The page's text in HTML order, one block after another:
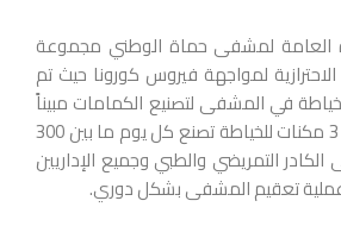
العامة لمشفى حماة الوطني مجموعة
الاحترازية لمواجهة فيروس كورونا حيث تم
في المشفى لتصنيع الكمامات مبيناً
أنه يوجد في المشفى 3 مكنات للخياطة تصنع كل يوم ما بين 300
الكادر التمريضي والطبي وجميع الإداريين
تعقيم المشفى بشكل دوري.